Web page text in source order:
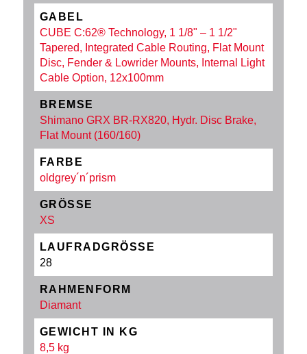
GABEL
CUBE C:62® Technology, 1 1/8" – 1 1/2"
Tapered, Integrated Cable Routing, Flat Mount
Disc, Fender & Lowrider Mounts, Internal Light
Cable Option, 12x100mm
BREMSE
Shimano GRX BR-RX820, Hydr. Disc Brake,
Flat Mount (160/160)
FARBE
oldgrey´n´prism
GRÖSSE
XS
LAUFRADGRÖSSE
28
RAHMENFORM
Diamant
GEWICHT IN KG
8,5 kg